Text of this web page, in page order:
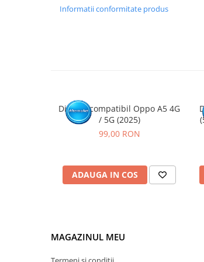
echipamente specifice domeniului
Se recomanda montajul intr-un
Informatii conformitate produs
Display compatibil Oppo A5 4G
/ 5G (2025)
99,00 RON
ADAUGA IN COS
MAGAZINUL MEU